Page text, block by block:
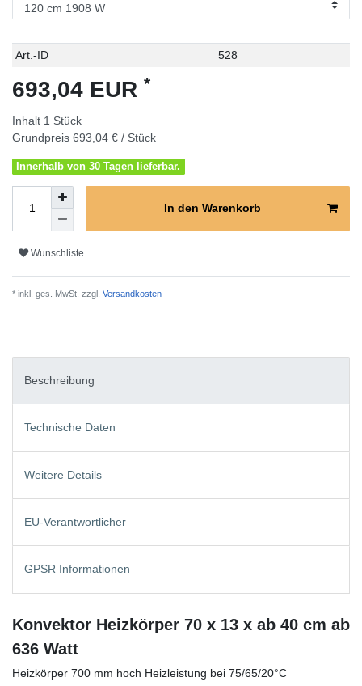
Technisches
Wert
Art.-ID 528
693,04 EUR *
Inhalt 1 Stück
Grundpreis 693,04 € / Stück
Innerhalb von 30 Tagen lieferbar.
In den Warenkorb
Wunschliste
* inkl. ges. MwSt. zzgl. Versandkosten
Beschreibung
Technische Daten
Weitere Details
EU-Verantwortlicher
GPSR Informationen
Konvektor Heizkörper 70 x 13 x ab 40 cm ab
636 Watt
Heizkörper 700 mm hoch Heizleistung bei 75/65/20°C